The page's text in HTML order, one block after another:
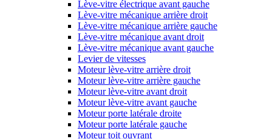
Lève-vitre électrique avant gauche
Lève-vitre mécanique arrière droit
Lève-vitre mécanique arrière gauche
Lève-vitre mécanique avant droit
Lève-vitre mécanique avant gauche
Levier de vitesses
Moteur lève-vitre arrière droit
Moteur lève-vitre arrière gauche
Moteur lève-vitre avant droit
Moteur lève-vitre avant gauche
Moteur porte latérale droite
Moteur porte latérale gauche
Moteur toit ouvrant